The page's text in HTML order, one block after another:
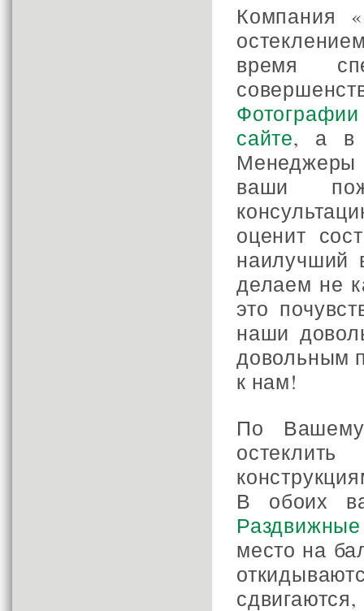
Компания
время
сайте, а
ваши
оценит
наилучший
делаем не
это
наши
довольным
к нам!
По
В обоих
место на